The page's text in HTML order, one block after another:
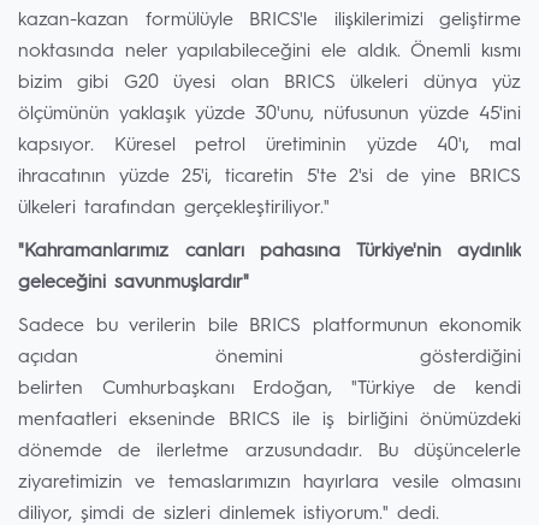
kazan-kazan formülüyle BRICS'le ilişkilerimizi geliştirme
noktasında neler yapılabileceğini ele aldık. Önemli kısmı
bizim gibi G20 üyesi olan BRICS ülkeleri dünya yüz
ölçümünün yaklaşık yüzde 30'unu, nüfusunun yüzde 45'ini
kapsıyor. Küresel petrol üretiminin yüzde 40'ı, mal
ihracatının yüzde 25'i, ticaretin 5'te 2'si de yine BRICS
ülkeleri tarafından gerçekleştiriliyor."
"Kahramanlarımız canları pahasına Türkiye'nin aydınlık
geleceğini savunmuşlardır"
Sadece bu verilerin bile BRICS platformunun ekonomik
açıdan önemini gösterdiğini
belirten Cumhurbaşkanı Erdoğan, "Türkiye de kendi
menfaatleri ekseninde BRICS ile iş birliğini önümüzdeki
dönemde de ilerletme arzusundadır. Bu düşüncelerle
ziyaretimizin ve temaslarımızın hayırlara vesile olmasını
diliyor, şimdi de sizleri dinlemek istiyorum." dedi.